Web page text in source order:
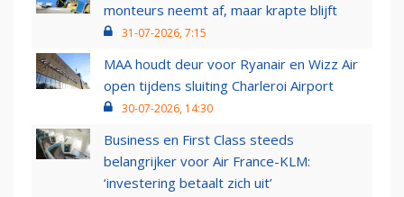
monteurs neemt af, maar krapte blijft
31-07-2026, 7:15
MAA houdt deur voor Ryanair en Wizz Air
open tijdens sluiting Charleroi Airport
30-07-2026, 14:30
Business en First Class steeds
belangrijker voor Air France-KLM:
‘investering betaalt zich uit’